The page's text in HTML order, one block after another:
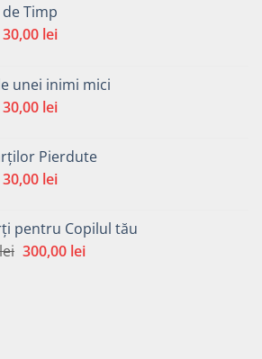
Timp
Prețul
fost:
65,00 lei.
30,00 leiPrețul
30,00 lei.
unei inimi mici
Prețul
fost:
65,00 lei.
30,00 leiPrețul
30,00 lei.
Pierdute
Prețul
fost:
65,00 lei.
30,00 leiPrețul
30,00 lei.
pentru Copilul tău
lei Prețul
300,00 leiPrețul